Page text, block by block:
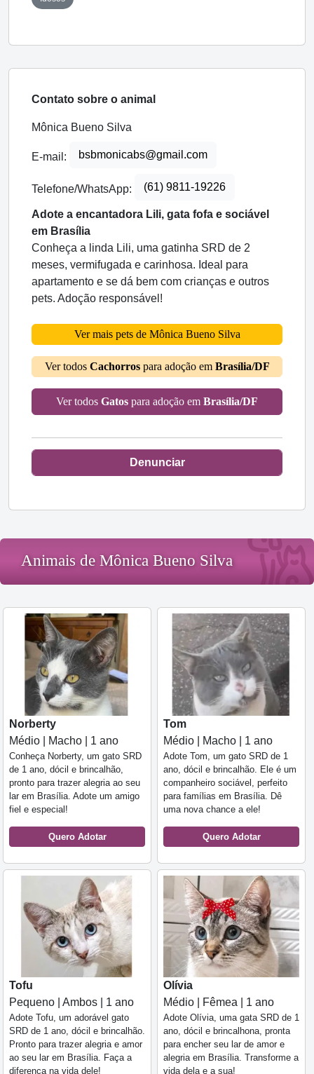
Contato sobre o animal
Mônica Bueno Silva
E-mail: bsbmonicabs@gmail.com
Telefone/WhatsApp: (61) 9811-19226
Adote a encantadora Lili, gata fofa e sociável
em Brasília
Conheça a linda Lili, uma gatinha SRD de 2
meses, vermifugada e carinhosa. Ideal para
apartamento e se dá bem com crianças e outros
pets. Adoção responsável!
Ver mais pets de Mônica Bueno Silva
Ver todos Cachorrospara adoção em Brasília/DF
Ver todos Gatos para adoção em Brasília/DF
Denunciar
Animais de Mônica Bueno Silva
Norberty
Médio | Macho | 1 ano
Conheça Norberty, um gato SRD
de 1 ano, dócil e brincalhão,
pronto para trazer alegria ao seu
lar em Brasília. Adote um amigo
fiel e especial!
Quero Adotar
Tom
Médio | Macho | 1 ano
Adote Tom, um gato SRD de 1
ano, dócil e brincalhão. Ele é um
companheiro sociável, perfeito
para famílias em Brasília. Dê
uma nova chance a ele!
Quero Adotar
Tofu
Pequeno | Ambos | 1 ano
Adote Tofu, um adorável gato
SRD de 1 ano, dócil e brincalhão.
Pronto para trazer alegria e amor
ao seu lar em Brasília. Faça a
diferença na vida dele!
Olívia
Médio | Fêmea | 1 ano
Adote Olívia, uma gata SRD de 1
ano, dócil e brincalhona, pronta
para encher seu lar de amor e
alegria em Brasília. Transforme a
vida dela e a sua!